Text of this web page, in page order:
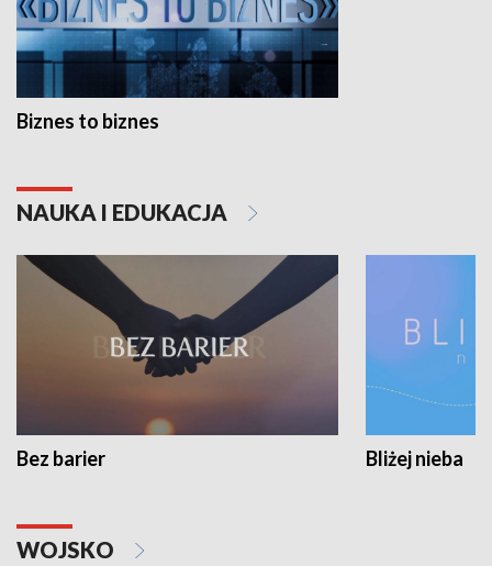
Biznes to biznes
NAUKA I EDUKACJA
Bez barier Bliżej nieba
WOJSKO